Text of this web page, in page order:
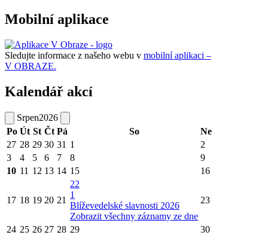
Mobilní aplikace
Sledujte informace z našeho webu v mobilní aplikaci –
V OBRAZE.
Kalendář akcí
Srpen2026
Po Út St Čt Pá So
Ne
27 28 29 30 31 1
2
3
4 5 6 7 8
9
10 11 12 13 14 15 16
17 18 19 20 21
22
1
Blíževedelské slavnosti 2026
Zobrazit všechny záznamy ze dne
23
24 25 26 27 28 29
30